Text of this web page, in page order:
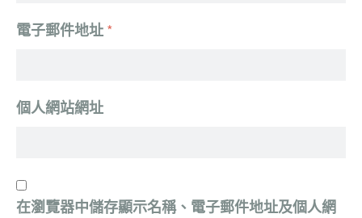
電子郵件地址 *
個人網站網址
在瀏覽器中儲存顯示名稱、電子郵件地址及個人網